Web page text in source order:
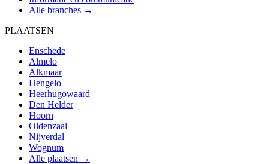
Alle branches →
PLAATSEN
Enschede
Almelo
Alkmaar
Hengelo
Heerhugowaard
Den Helder
Hoorn
Oldenzaal
Nijverdal
Wognum
Alle plaatsen →